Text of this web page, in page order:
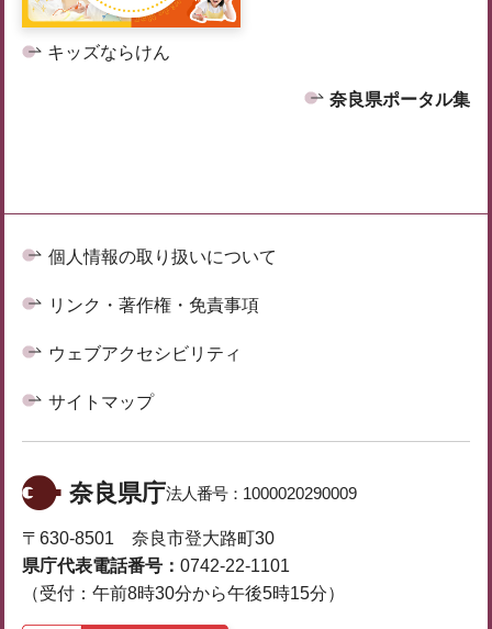
キッズならけん
奈良県ポータル集
個人情報の取り扱いについて
リンク・著作権・免責事項
ウェブアクセシビリティ
サイトマップ
奈良県庁法人番号： 1000020290009
〒630-8501 奈良市登大路町30
県庁代表電話番号： 0742-22-1101
（受付：午前8時30分から午後5時15分）